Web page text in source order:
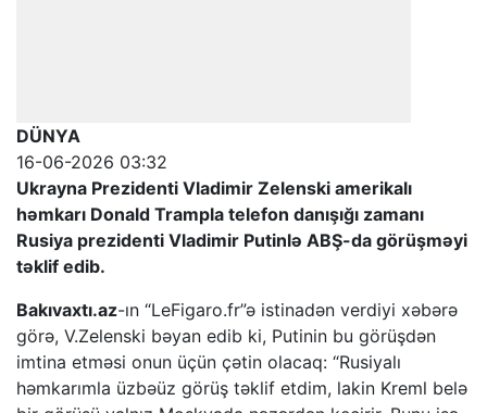
DÜNYA
16-06-2026 03:32
Ukrayna Prezidenti Vladimir Zelenski amerikalı
həmkarı Donald Trampla telefon danışığı zamanı
Rusiya prezidenti Vladimir Putinlə ABŞ-da görüşməyi
təklif edib.
Bakıvaxtı.az-ın “LeFigaro.fr”ə istinadən verdiyi xəbərə
görə, V.Zelenski bəyan edib ki, Putinin bu görüşdən
imtina etməsi onun üçün çətin olacaq: “Rusiyalı
həmkarımla üzbəüz görüş təklif etdim, lakin Kreml belə